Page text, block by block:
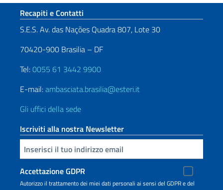
Sezione footer
Recapiti e Contatti
S.E.S. Av. das Nações Quadra 807, Lote 30
70420-900 Brasilia – DF
Tel:0055 61 3442 9900
E-mail:ambasciata.brasilia@esteri.it
Gli uffici della sede
Iscriviti alla nostra Newsletter
Inserisci la tua email
Accettazione GDPR
Autorizzo il trattamento dei miei dati personali ai sensi del GDPR e del